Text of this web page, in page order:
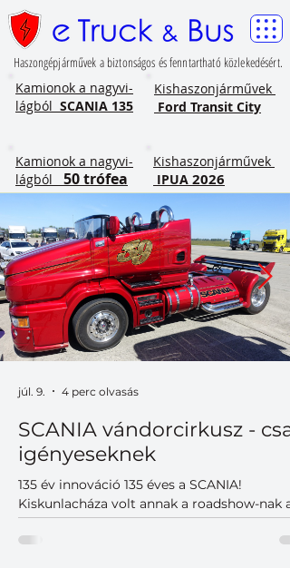
Haszongépjárművek a biztonságos és fenntartható közlekedésért.
​Kamionok a nagyvi-
lágból SCANIA 135
Kishaszonjárművek
Ford Transit City
Kishaszonjárművek
IPUA 2026
​Kamionok a nagyvi-
lágból
50 trófea
SCANIA vándorcirkusz -
igényeseknek
135 év innováció 135 éves a SCANIA!
Kiskunlacháza volt annak a roadshow-nak az
utolsó állomása a Közép-Európai régióban,
ahol a magyar partnerek is találkozhattak
júl. 9. 4 perc olvasás